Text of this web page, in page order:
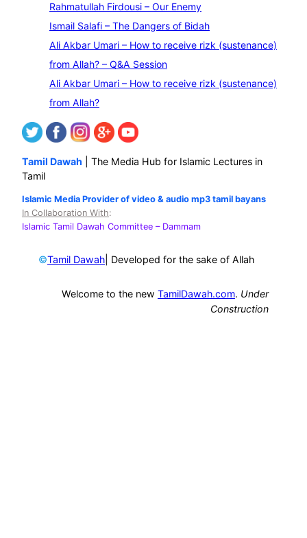
Rahmatullah Firdousi – Our Enemy
Ismail Salafi – The Dangers of Bidah
Ali Akbar Umari – How to receive rizk (sustenance)
from Allah? – Q&A Session
Ali Akbar Umari – How to receive rizk (sustenance)
from Allah?
Tamil Dawah | The Media Hub for Islamic Lectures in
Tamil
Islamic Media Provider of video & audio mp3 tamil bayans
In Collaboration With:
Islamic Tamil Dawah Committee – Dammam
©Tamil Dawah | Developed for the sake of Allah
Welcome to the new TamilDawah.com. Under
Construction